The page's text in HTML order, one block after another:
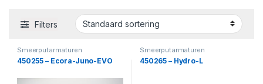
Filters
Smeerputarmaturen
450255 – Ecora-Juno-EVO
Smeerputarmaturen
450265 – Hydro-L